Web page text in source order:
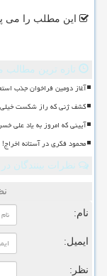
این مطلب را می
تازه ترین مطالب
آغاز دومین فراخوان جذب
کشف ژنی که راز شکست خیلی
آیینی که امروز به یاد علی
محمود فکری در آستانه اخراج!
نظرات بینندگان
نام:
ایمیل:
نظر: